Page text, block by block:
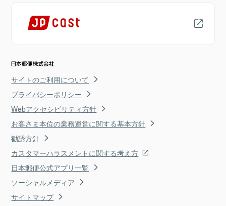
サイトのご利用について
プライバシーポリシー
Webアクセシビリティ方針
お客さま本位の業務運営に関する基本方針
勧誘方針
カスタマーハラスメントに関する考え方
日本郵便公式アプリ一覧
ソーシャルメディア
サイトマップ